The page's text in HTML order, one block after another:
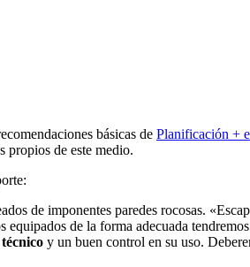
básicas de Planificación +
propios de este medio.
de imponentes paredes rocosas.
equipados de la forma adecuada
y un buen control en su uso.